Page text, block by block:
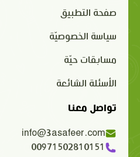
صفحة التطبيق
سياسة الخصوصيّة
مسابقات حيّة
الأسئلة الشائعة
تواصل معنا
info@3asafeer.com
00971502810151